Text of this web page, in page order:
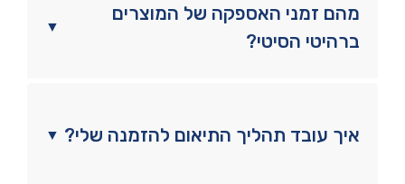
▼
מהם זמני האספקה של המוצרים
ברהיטי הסיטי?
▼ איך עובד תהליך התיאום להזמנה שלי?